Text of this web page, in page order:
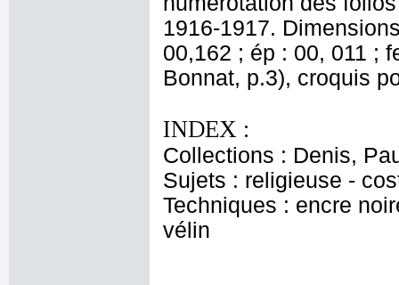
1916-1917.
00,162 ; ép : 00, 011 ;
Bonnat, p.3), croquis
INDEX :
Collections : Denis,
Sujets : religieuse -
Techniques : encre
vélin